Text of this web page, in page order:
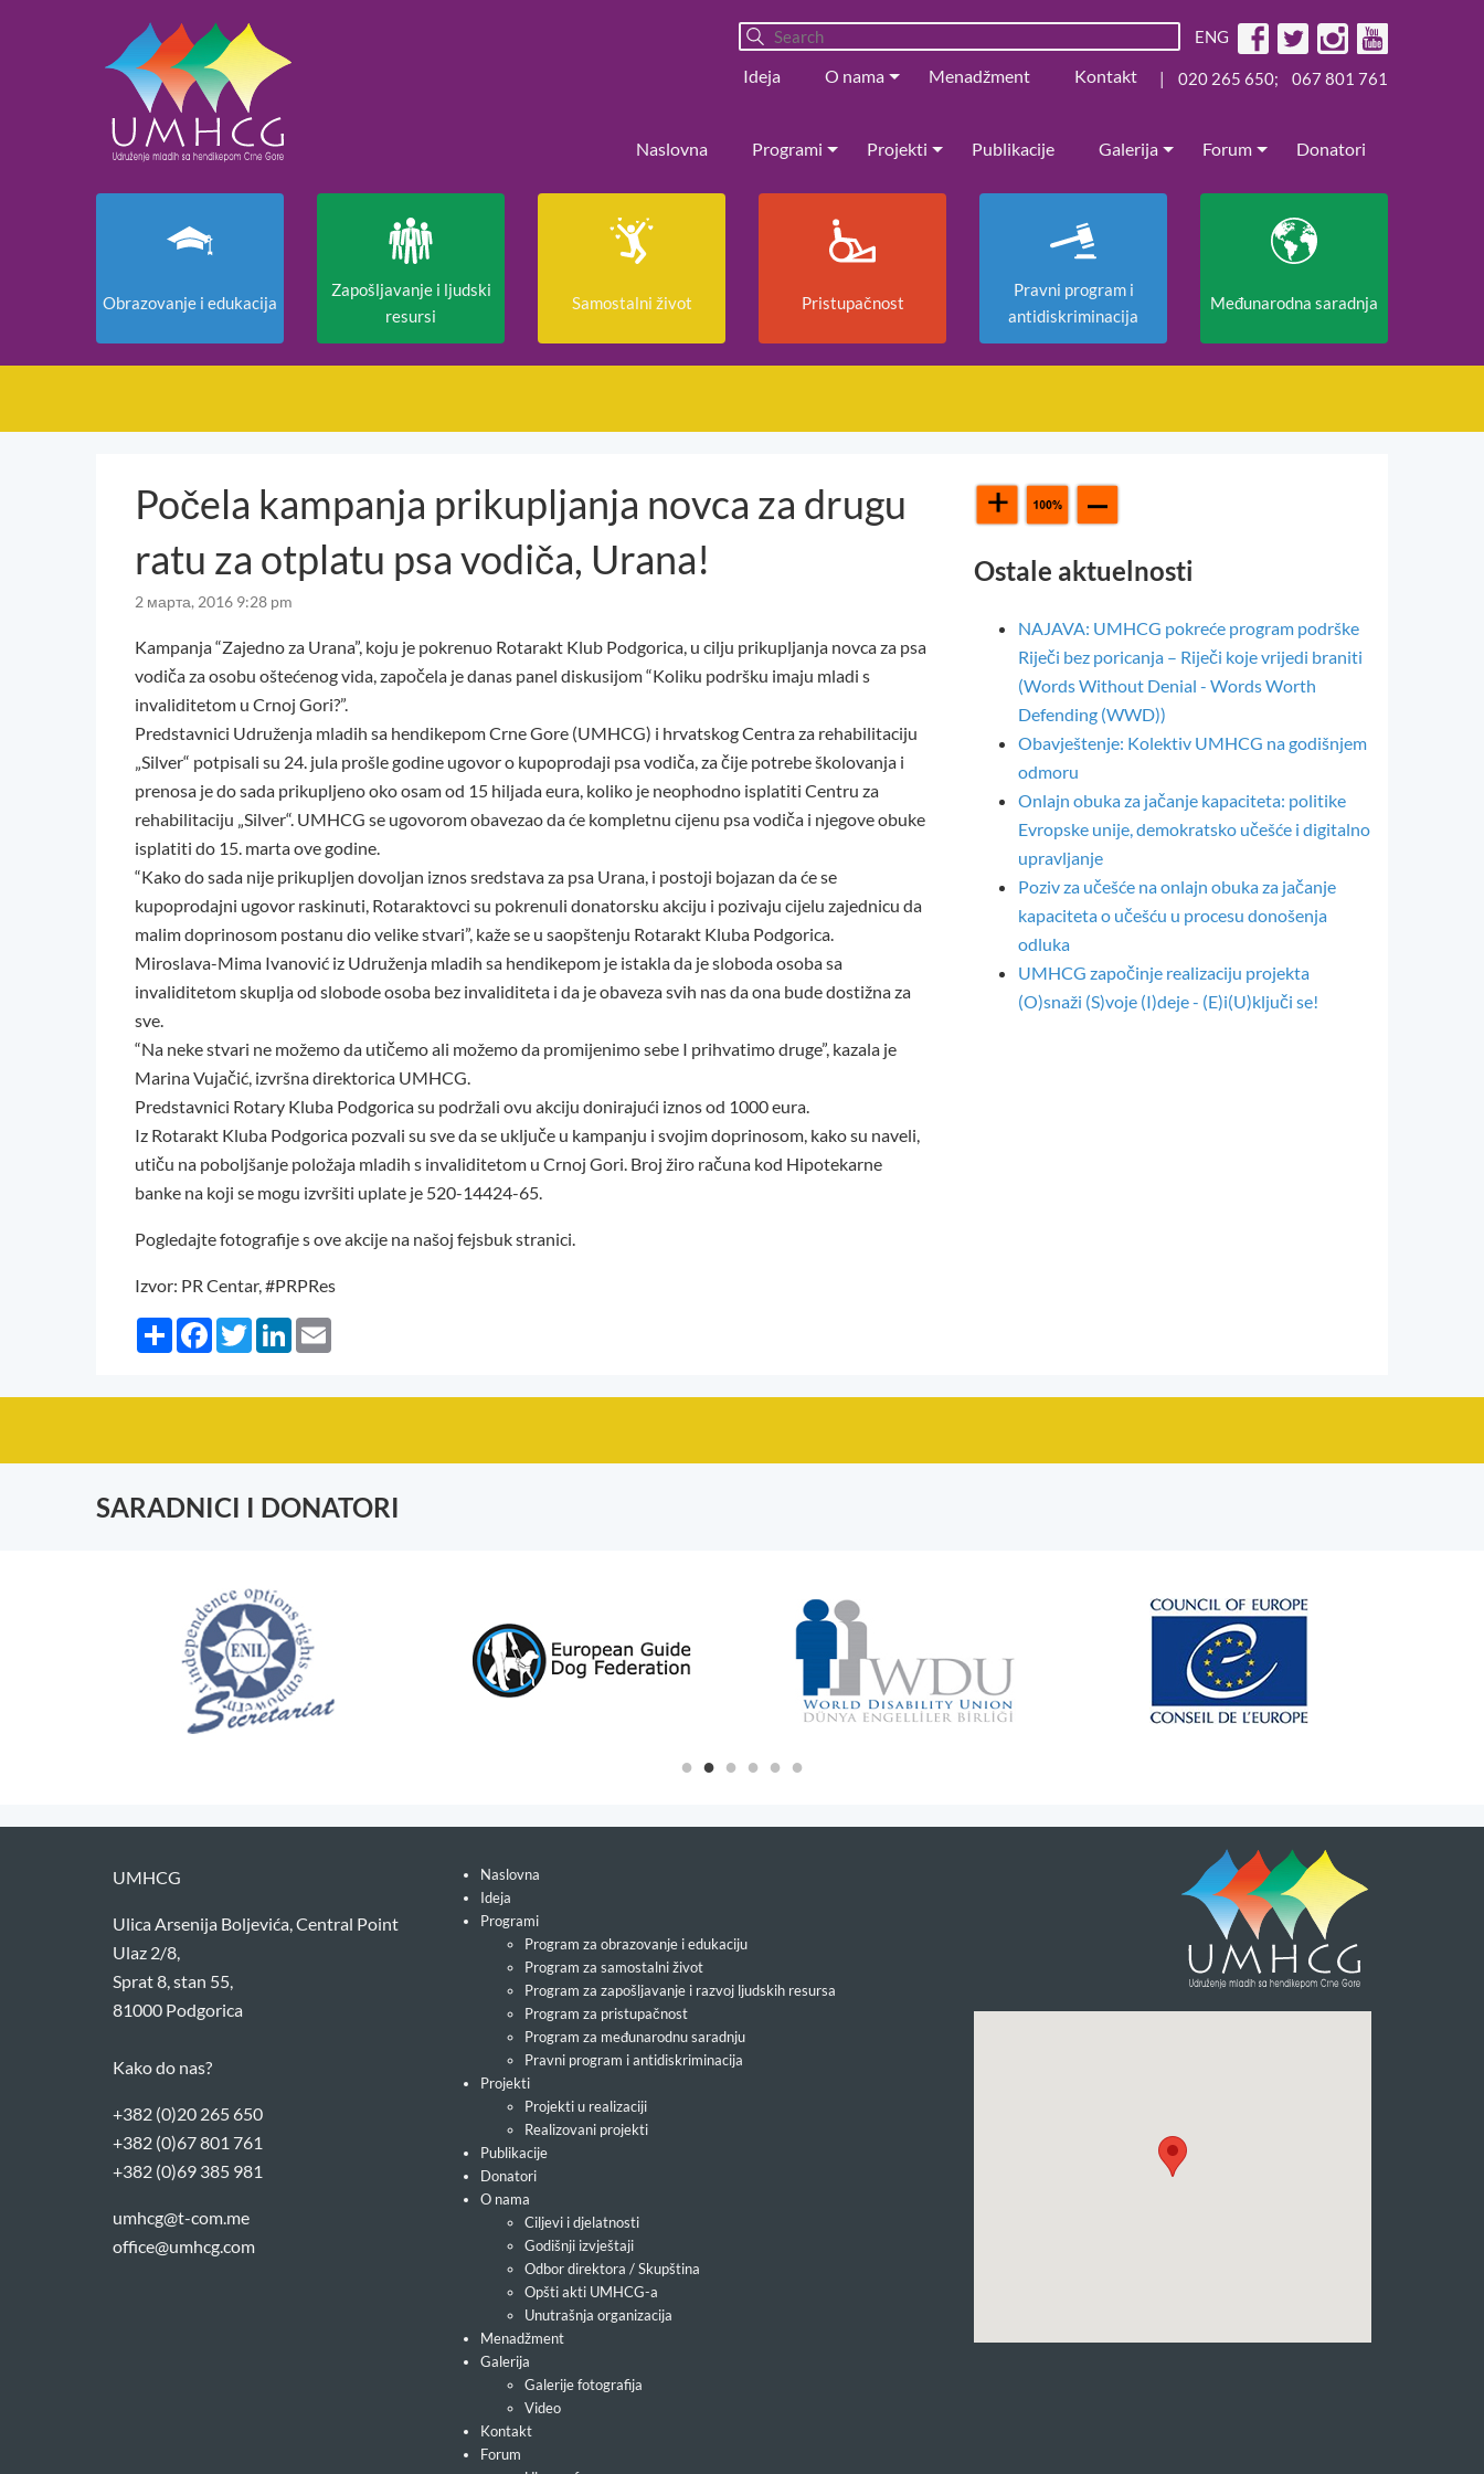
ENG
Ideja O nama Menadžment Kontakt | 020 265 650; 067 801 761
Naslovna Programi Projekti Publikacije Galerija Forum Donatori
Obrazovanje i edukacija
Zapošljavanje i ljudski
resursi
Samostalni život Pristupačnost
Pravni program i
antidiskriminacija
Međunarodna saradnja
Počela kampanja prikupljanja novca za drugu
ratu za otplatu psa vodiča, Urana!
2 марта, 2016 9:28 pm
Kampanja “Zajedno za Urana”, koju je pokrenuo Rotarakt Klub Podgorica, u cilju prikupljanja novca za psa
vodiča za osobu oštećenog vida, započela je danas panel diskusijom “Koliku podršku imaju mladi s
invaliditetom u Crnoj Gori?”.
Predstavnici Udruženja mladih sa hendikepom Crne Gore (UMHCG) i hrvatskog Centra za rehabilitaciju
„Silver“ potpisali su 24. jula prošle godine ugovor o kupoprodaji psa vodiča, za čije potrebe školovanja i
prenosa je do sada prikupljeno oko osam od 15 hiljada eura, koliko je neophodno isplatiti Centru za
rehabilitaciju „Silver“. UMHCG se ugovorom obavezao da će kompletnu cijenu psa vodiča i njegove obuke
isplatiti do 15. marta ove godine.
“Kako do sada nije prikupljen dovoljan iznos sredstava za psa Urana, i postoji bojazan da će se
kupoprodajni ugovor raskinuti, Rotaraktovci su pokrenuli donatorsku akciju i pozivaju cijelu zajednicu da
malim doprinosom postanu dio velike stvari”, kaže se u saopštenju Rotarakt Kluba Podgorica.
Miroslava-Mima Ivanović iz Udruženja mladih sa hendikepom je istakla da je sloboda osoba sa
invaliditetom skuplja od slobode osoba bez invaliditeta i da je obaveza svih nas da ona bude dostižna za
sve.
“Na neke stvari ne možemo da utičemo ali možemo da promijenimo sebe I prihvatimo druge”, kazala je
Marina Vujačić, izvršna direktorica UMHCG.
Predstavnici Rotary Kluba Podgorica su podržali ovu akciju donirajući iznos od 1000 eura.
Iz Rotarakt Kluba Podgorica pozvali su sve da se uključe u kampanju i svojim doprinosom, kako su naveli,
utiču na poboljšanje položaja mladih s invaliditetom u Crnoj Gori. Broj žiro računa kod Hipotekarne
banke na koji se mogu izvršiti uplate je 520-14424-65.
Pogledajte fotografije s ove akcije na našoj fejsbuk stranici.
Izvor: PR Centar, #PRPRes
Share FacebookTwitterLinkedIn
Ostale aktuelnosti
NAJAVA: UMHCG pokreće program podrške
Riječi bez poricanja – Riječi koje vrijedi braniti
(Words Without Denial - Words Worth
Defending (WWD))
Obavještenje: Kolektiv UMHCG na godišnjem
odmoru
Onlajn obuka za jačanje kapaciteta: politike
Evropske unije, demokratsko učešće i digitalno
upravljanje
Poziv za učešće na onlajn obuka za jačanje
kapaciteta o učešću u procesu donošenja
odluka
UMHCG započinje realizaciju projekta
(O)snaži (S)voje (I)deje - (E)i(U)ključi se!
SARADNICI I DONATORI
UMHCG
Ulica Arsenija Boljevića, Central Point
Ulaz 2/8,
Sprat 8, stan 55,
81000 Podgorica
Kako do nas?
+382 (0)20 265 650
+382 (0)67 801 761
+382 (0)69 385 981
umhcg@t-com.me
office@umhcg.com
Naslovna
Ideja
Programi
Program za obrazovanje i edukaciju
Program za samostalni život
Program za zapošljavanje i razvoj ljudskih resursa
Program za pristupačnost
Program za međunarodnu saradnju
Pravni program i antidiskriminacija
Projekti
Projekti u realizaciji
Realizovani projekti
Publikacije
Donatori
O nama
Ciljevi i djelatnosti
Godišnji izvještaji
Odbor direktora / Skupština
Opšti akti UMHCG-a
Unutrašnja organizacija
Menadžment
Galerija
Galerije fotografija
Video
Kontakt
Forum